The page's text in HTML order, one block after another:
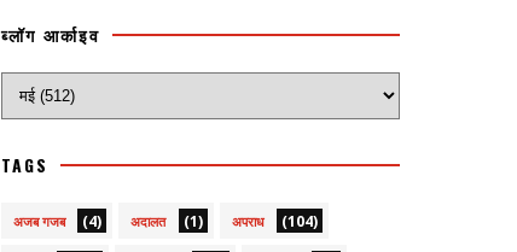
ब्लॉग आर्काइव
TAGS
अजब गजब (4) अदालत (1) अपराध (104)